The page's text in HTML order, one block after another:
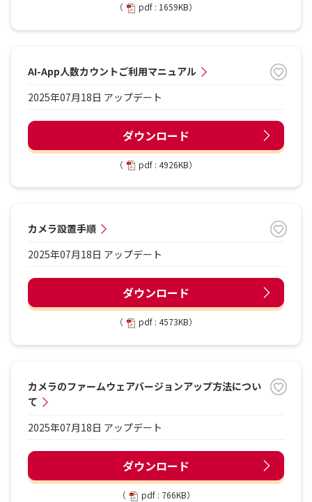
（ pdf : 1659KB）
AI-App人数カウントご利用マニュアル
2025年07月18日 アップデート
ダウンロード
（ pdf : 4926KB）
カメラ設置手順
2025年07月18日 アップデート
ダウンロード
（ pdf : 4573KB）
カメラのファームウェアバージョンアップ方法につい
て
2025年07月18日 アップデート
ダウンロード
（ pdf : 766KB）